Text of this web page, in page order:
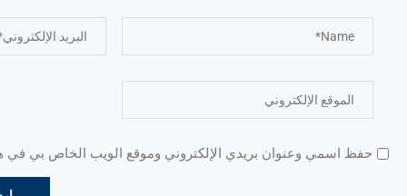
حفظ اسمي وعنوان بريدي الإلكتروني وموقع الويب الخاص بي في